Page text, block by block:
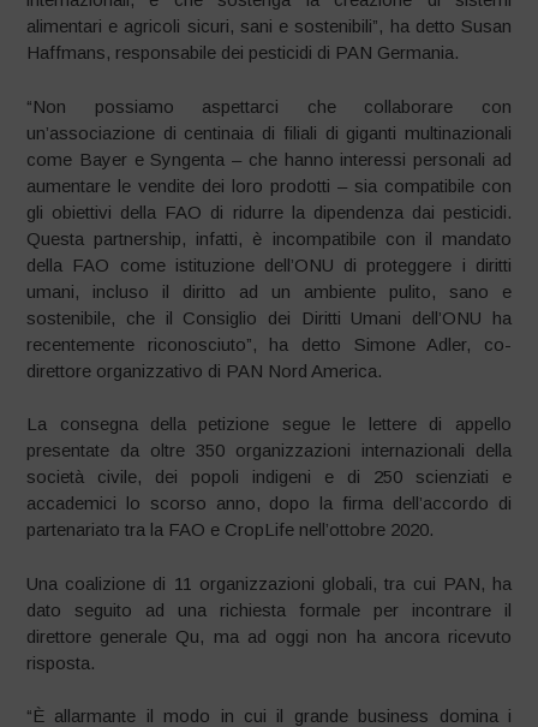
alimentari e agricoli sicuri, sani e sostenibili”, ha detto Susan
Haffmans, responsabile dei pesticidi di PAN Germania.
“Non possiamo aspettarci che collaborare con
un’associazione di centinaia di filiali di giganti multinazionali
come Bayer e Syngenta – che hanno interessi personali ad
aumentare le vendite dei loro prodotti – sia compatibile con
gli obiettivi della FAO di ridurre la dipendenza dai pesticidi.
Questa partnership, infatti, è incompatibile con il mandato
della FAO come istituzione dell’ONU di proteggere i diritti
umani, incluso il diritto ad un ambiente pulito, sano e
sostenibile, che il Consiglio dei Diritti Umani dell’ONU ha
recentemente riconosciuto”, ha detto Simone Adler, co-
direttore organizzativo di PAN Nord America.
La consegna della petizione segue le lettere di appello
presentate da oltre 350 organizzazioni internazionali della
società civile, dei popoli indigeni e di 250 scienziati e
accademici lo scorso anno, dopo la firma dell’accordo di
partenariato tra la FAO e CropLife nell’ottobre 2020.
Una coalizione di 11 organizzazioni globali, tra cui PAN, ha
dato seguito ad una richiesta formale per incontrare il
direttore generale Qu, ma ad oggi non ha ancora ricevuto
risposta.
“È allarmante il modo in cui il grande business domina i